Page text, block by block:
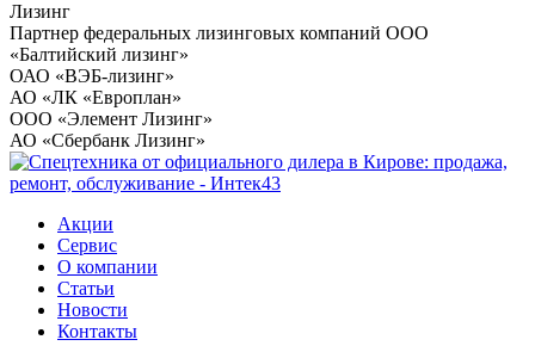
Лизинг
Партнер федеральных лизинговых компаний ООО
«Балтийский лизинг»
ОАО «ВЭБ-лизинг»
АО «ЛК «Европлан»
ООО «Элемент Лизинг»
АО «Сбербанк Лизинг»
Акции
Сервис
О компании
Статьи
Новости
Контакты